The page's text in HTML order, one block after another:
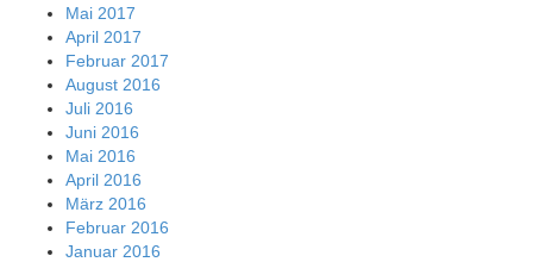
Mai 2017
April 2017
Februar 2017
August 2016
Juli 2016
Juni 2016
Mai 2016
April 2016
März 2016
Februar 2016
Januar 2016